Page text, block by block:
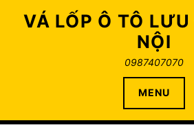
VÁ LỐP Ô TÔ
NỘI
0987407070
MENU